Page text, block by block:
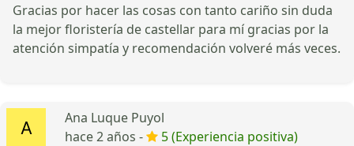
Gracias por hacer las cosas con tanto cariño sin duda
la mejor floristería de castellar para mí gracias por la
atención simpatía y recomendación volveré más veces.
Ana Luque Puyol
hace 2 años -
5 (Experiencia positiva)